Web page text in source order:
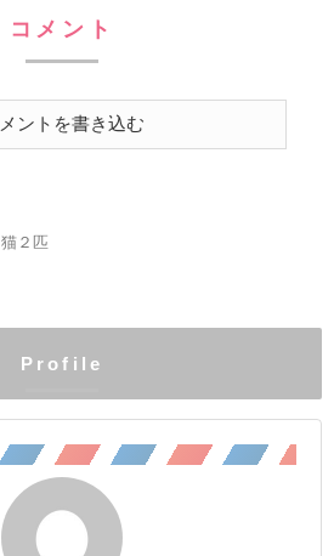
のバ…やんちゃ坊主
コメント
ントを書き込む
２匹
Profile